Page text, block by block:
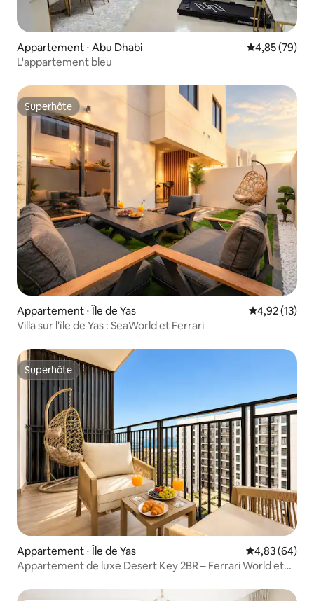
Appartement ⋅ Abu Dhabi Évaluation
4,85 (79)
L'appartement bleu
Superhôte
Superhôte
Appartement ⋅ Île de Yas Évaluation
4,92 (13)
Villa sur l'île de Yas : SeaWorld et Ferrari
Superhôte
Superhôte
Appartement ⋅ Île de Yas Évaluation
4,83 (64)
Appartement de luxe Desert Key 2BR – Ferrari World et